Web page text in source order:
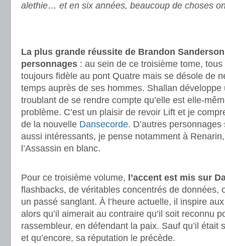
alethie… et en six années, beaucoup de choses
La plus grande réussite de Brandon
personnages : au sein de ce troisième tome,
toujours fidèle au pont Quatre mais se désole de
temps auprès de ses hommes. Shallan
troublant de se rendre compte qu’elle est elle-
problème. C’est un plaisir de revoir Lift et je
de la nouvelle Dansecorde. D’autres
aussi intéressants, je pense notamment à
l’Assassin en blanc.
Pour ce troisième volume, l’accent est mis sur
flashbacks, de véritables concentrés de données,
un passé sanglant. À l’heure actuelle, il inspire
alors qu’il aimerait au contraire qu’il soit reconnu
rassembleur, en défendant la paix. Sauf qu’il était
et qu’encore, sa réputation le précède.